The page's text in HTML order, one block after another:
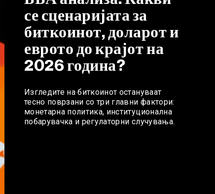
се сценаријата за
биткоинот, доларот и
еврото до крајот на
2026 година?
Изгледите на биткоинот остануваат
тесно поврзани со три главни фактори:
монетарна политика, институционална
побарувачка и регулаторни случувања.